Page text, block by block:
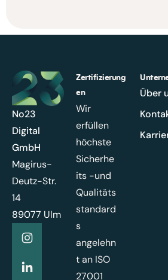
No23
Digital
GmbH
Magirus-
Deutz-Str.
14
89077 Ulm
Zertifizierung
en
Wir
erfüllen
höchste
Sicherhe
its -und
Qualitäts
standard
s
angelehn
t an ISO
27001
Über